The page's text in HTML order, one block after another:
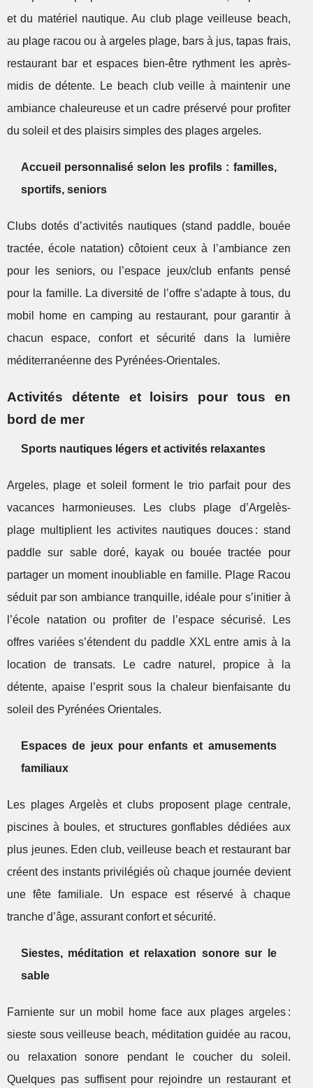
et du matériel nautique. Au club plage veilleuse beach,
au plage racou ou à argeles plage, bars à jus, tapas frais,
restaurant bar et espaces bien-être rythment les après-
midis de détente. Le beach club veille à maintenir une
ambiance chaleureuse et un cadre préservé pour profiter
du soleil et des plaisirs simples des plages argeles.
Accueil personnalisé selon les profils : familles,
sportifs, seniors
Clubs dotés d’activités nautiques (stand paddle, bouée
tractée, école natation) côtoient ceux à l’ambiance zen
pour les seniors, ou l’espace jeux/club enfants pensé
pour la famille. La diversité de l’offre s’adapte à tous, du
mobil home en camping au restaurant, pour garantir à
chacun espace, confort et sécurité dans la lumière
méditerranéenne des Pyrénées-Orientales.
Activités détente et loisirs pour tous en
bord de mer
Sports nautiques légers et activités relaxantes
Argeles, plage et soleil forment le trio parfait pour des
vacances harmonieuses. Les clubs plage d’Argelès-
plage multiplient les activites nautiques douces : stand
paddle sur sable doré, kayak ou bouée tractée pour
partager un moment inoubliable en famille. Plage Racou
séduit par son ambiance tranquille, idéale pour s’initier à
l’école natation ou profiter de l’espace sécurisé. Les
offres variées s’étendent du paddle XXL entre amis à la
location de transats. Le cadre naturel, propice à la
détente, apaise l’esprit sous la chaleur bienfaisante du
soleil des Pyrénées Orientales.
Espaces de jeux pour enfants et amusements
familiaux
Les plages Argelès et clubs proposent plage centrale,
piscines à boules, et structures gonflables dédiées aux
plus jeunes. Eden club, veilleuse beach et restaurant bar
créent des instants privilégiés où chaque journée devient
une fête familiale. Un espace est réservé à chaque
tranche d’âge, assurant confort et sécurité.
Siestes, méditation et relaxation sonore sur le
sable
Farniente sur un mobil home face aux plages argeles :
sieste sous veilleuse beach, méditation guidée au racou,
ou relaxation sonore pendant le coucher du soleil.
Quelques pas suffisent pour rejoindre un restaurant et